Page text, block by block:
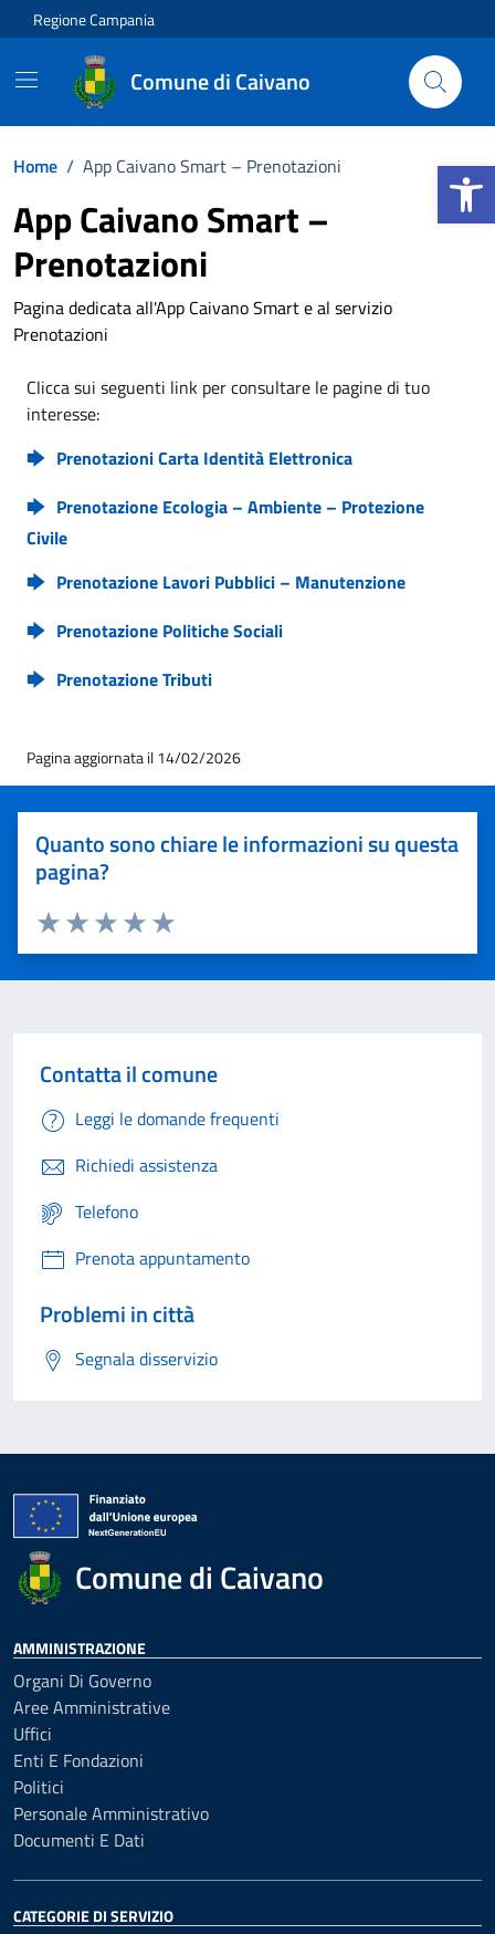
Apri la
Vai ai contenuti
Vai al footer
Regione Campania
Comune di Caivano
Home / App Caivano Smart – Prenotazioni
App Caivano Smart –
Prenotazioni
Pagina dedicata all'App Caivano Smart e al servizio
Prenotazioni
Clicca sui seguenti link per consultare le pagine di tuo
interesse:
Prenotazioni Carta Identità Elettronica
Prenotazione Ecologia – Ambiente – Protezione
Civile
Prenotazione Lavori Pubblici – Manutenzione
Prenotazione Politiche Sociali
Prenotazione Tributi
Pagina aggiornata il 14/02/2026
Quanto sono chiare le informazioni su questa
pagina?
Valuta 5 stelle su 5
Valuta 4 stelle su 5
Valuta 3 stelle su 5
Valuta 2 stelle su 5
Valuta 1 stelle su 5
Contatta il comune
Leggi le domande frequenti
Richiedi assistenza
Telefono
Prenota appuntamento
Problemi in città
Segnala disservizio
Comune di Caivano
AMMINISTRAZIONE
Organi Di Governo
Aree Amministrative
Uffici
Enti E Fondazioni
Politici
Personale Amministrativo
Documenti E Dati
CATEGORIE DI SERVIZIO